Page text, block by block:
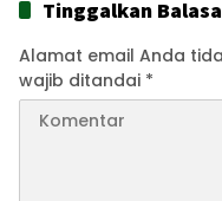
Tinggalkan
Alamat email Anda
wajib ditandai *